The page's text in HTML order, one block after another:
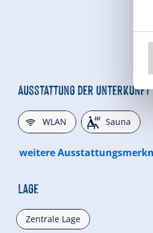
Ausstattung der Unterkunft
🜉WLAN 🗔Sauna
weitere
Lage
Zentrale Lage